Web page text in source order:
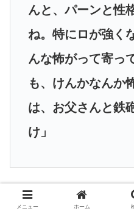
んと、パーンと性
ね。特にロが強く
んな怖がって寄っ
も、けんかなんか
は、お父さんと鉄
け」
と、正直に告白して
メニュー ホーム